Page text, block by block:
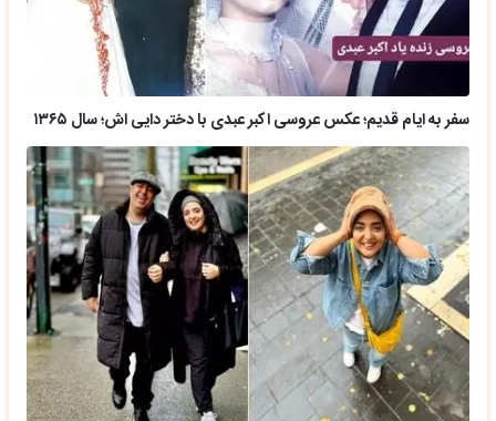
سفر به ایام قدیم؛ عکس عروسی اکبر عبدی با دختر دایی اش؛ سال ۱۳۶۵